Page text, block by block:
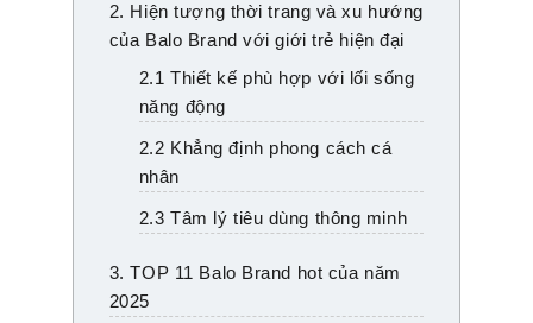
2. Hiện tượng thời trang và xu hướng
của Balo Brand với giới trẻ hiện đại
2.1 Thiết kế phù hợp với lối sống
năng động
2.2 Khẳng định phong cách cá
nhân
2.3 Tâm lý tiêu dùng thông minh
3. TOP 11 Balo Brand hot của năm
2025